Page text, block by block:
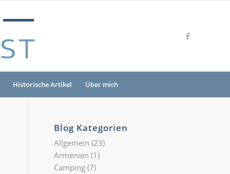
Historische Artikel Über mich
Blog Kategorien
Allgemein (23)
Armenien (1)
Camping (7)